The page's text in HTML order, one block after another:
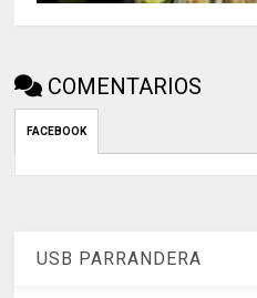
COMENTARIOS
FACEBOOK
USB PARRANDERA